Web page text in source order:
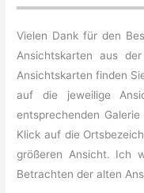
Vielen Dank für den
Ansichtskarten aus
Ansichtskarten finden
auf die jeweilige
entsprechenden
Klick auf die
größeren Ansicht. Ich
Betrachten der alten